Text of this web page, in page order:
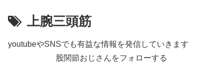
上腕三頭筋
youtubeやSNSでも有益な情報を発信していきます
股関節おじさんをフォローする